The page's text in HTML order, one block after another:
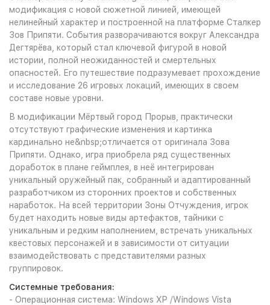
модификация с новой сюжетной линией, имеющей
нелинейный характер и построенной на платформе Сталкер
Зов Припяти. События разворачиваются вокруг Александра
Дегтярёва, который стал ключевой фигурой в новой
истории, полной неожиданностей и смертельных
опасностей. Его путешествие подразумевает прохождение
и исследование 26 игровых локаций, имеющих в своем
составе новые уровни.
В модификации Мёртвый город Прорыв, практически
отсутствуют графические изменения и картинка
кардинально не&nbsp;отличается от оригинала Зова
Припяти. Однако, игра приобрела ряд существенных
доработок в плане геймплея, в неё интегрирован
уникальный оружейный пак, собранный и адаптированный
разработчиком из сторонних проектов и собственных
наработок. На всей территории Зоны Отчуждения, игрок
будет находить новые виды артефактов, тайники с
уникальным и редким наполнением, встречать уникальных
квестовых персонажей и в зависимости от ситуации
взаимодействовать с представителями разных
группировок.
Системные требования:
- Операционная система: Windows XP /Windows Vista